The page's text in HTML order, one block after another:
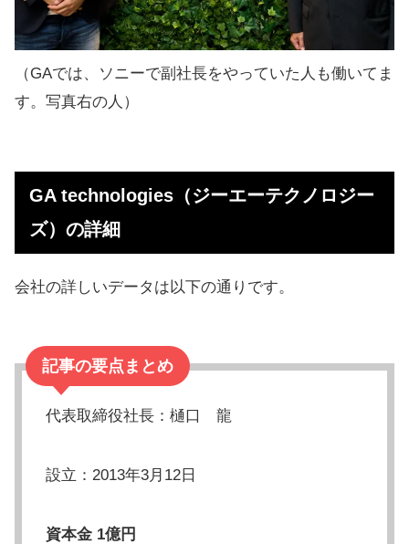
（GAでは、ソニーで副社長をやっていた人も働いてま
す。写真右の人）
GA technologies（ジーエーテクノロジー
ズ）の詳細
会社の詳しいデータは以下の通りです。
記事の要点まとめ
代表取締役社長：樋口 龍
設立：2013年3月12日
資本金 1億円